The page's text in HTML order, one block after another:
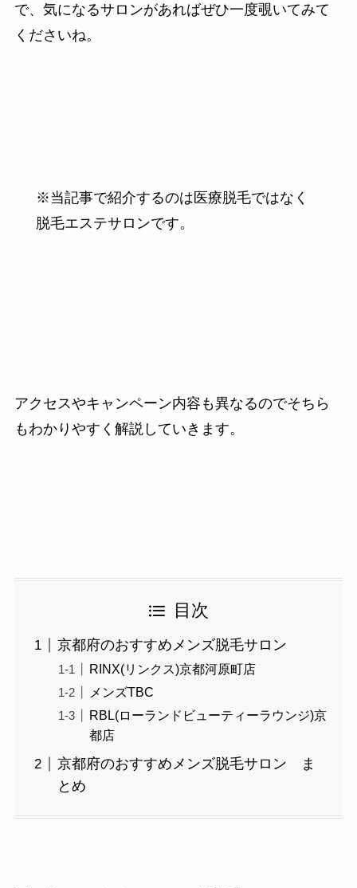
で、気になるサロンがあればぜひ一度覗いてみて
くださいね。
※当記事で紹介するのは医療脱毛ではなく
脱毛エステサロンです。
アクセスやキャンペーン内容も異なるのでそちら
もわかりやすく解説していきます。
目次
京都府のおすすめメンズ脱毛サロン
RINX(リンクス)京都河原町店
メンズTBC
RBL(ローランドビューティーラウンジ)京
都店
京都府のおすすめメンズ脱毛サロン ま
とめ